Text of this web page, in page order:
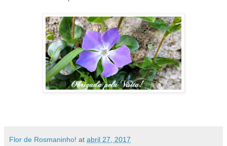
Flor de Rosmaninho! at abril 27, 2017